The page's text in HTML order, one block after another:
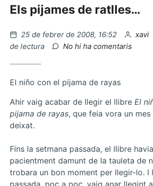
Els pijames de ratlles…
Publicat
el
25 de febrer de 2008, 16:52 per
xavi
de lectura
No hi ha comentaris
El niño con el pijama de rayas
Ahir vaig acabar de llegir el llibre El
pijama de rayas, que feia vora un mes
deixat.
Fins la setmana passada, el llibre
pacientment damunt de la tauleta de
trobara un bon moment per llegir-lo. I